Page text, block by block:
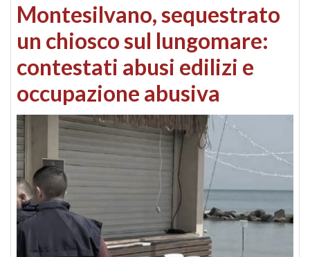
Montesilvano, sequestrato
un chiosco sul lungomare:
contestati abusi edilizi e
occupazione abusiva